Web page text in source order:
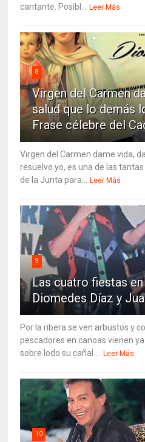
cantante. Posibl...
Leer Más
8
Virgen del Carmen
salud que lo demás
Frase célebre del
Virgen del Carmen dame vida,
resuelvo yo, es una de las
de la Junta para...
Leer Más
9
Las cuatro fiestas
Diomedes Díaz y
Por la ribera se ven arbustos y
pescadores en canoas vienen
sobre lodo su cañal....
Leer Más
10